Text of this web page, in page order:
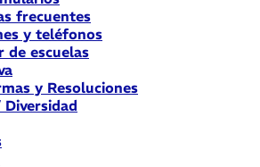
frecuentes
y teléfonos
de escuelas
y Resoluciones